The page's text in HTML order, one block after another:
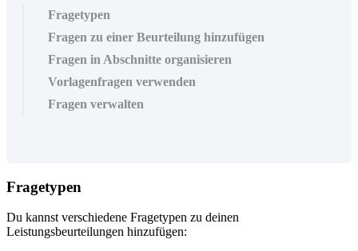
Fragetypen
Fragen zu einer Beurteilung hinzufügen
Fragen in Abschnitte organisieren
Vorlagenfragen verwenden
Fragen verwalten
Fragetypen
Du kannst verschiedene Fragetypen zu deinen
Leistungsbeurteilungen hinzufügen: